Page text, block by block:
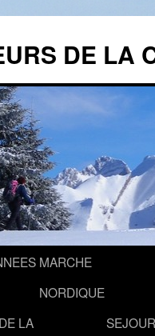
DE LA
MARCHE
NORDIQUE
LA